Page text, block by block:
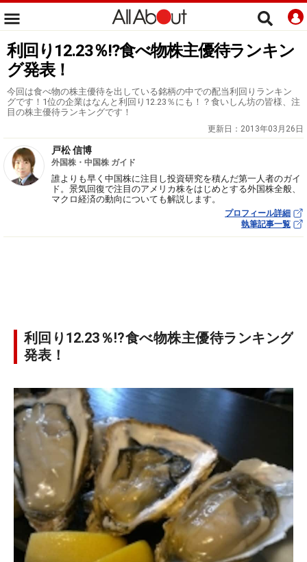
利回り12.23％!?食べ物株主優待ランキン
グ発表！
今回は食べ物の株主優待を出している銘柄の中での配当利回りランキン
グです！1位の企業はなんと利回り12.23％にも！？食いしん坊の皆様、注
目の株主優待ランキングです！
更新日： 2013年03月26日
戸松 信博
外国株・中国株 ガイド
誰よりも早く中国株に注目し投資研究を積んだ第一人者のガイ
ド。景気回復で注目のアメリカ株をはじめとする外国株全般、
マクロ経済の動向についても解説します。
プロフィール詳細
執筆記事一覧
利回り12.23％!?食べ物株主優待ランキング
発表！